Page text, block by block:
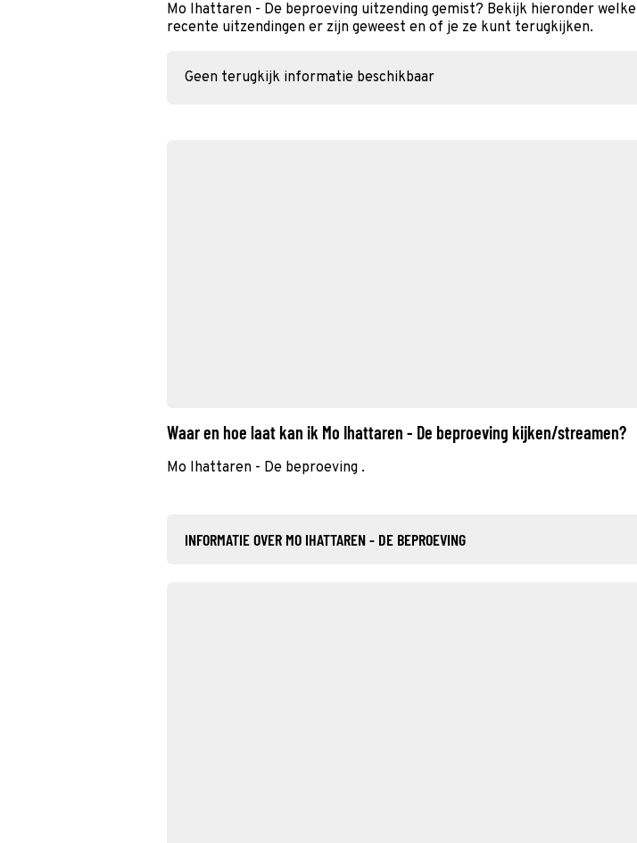
Mo Ihattaren - De beproeving uitzending gemist? Bekijk hieronder welke
recente uitzendingen er zijn geweest en of je ze kunt terugkijken.
Geen terugkijk informatie beschikbaar
Waar en hoe laat kan ik Mo Ihattaren - De beproeving kijken/streamen?
Mo Ihattaren - De beproeving .
INFORMATIE OVER MO IHATTAREN - DE BEPROEVING